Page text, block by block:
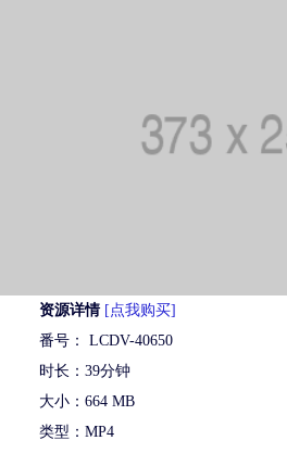
资源详情 [点我购买]
番号： LCDV-40650
时长：39分钟
大小：664 MB
类型：MP4